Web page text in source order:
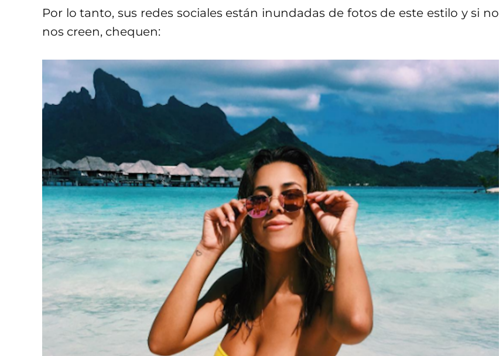
Por lo tanto, sus redes sociales están inundadas de fotos de este estilo y si no
nos creen, chequen: